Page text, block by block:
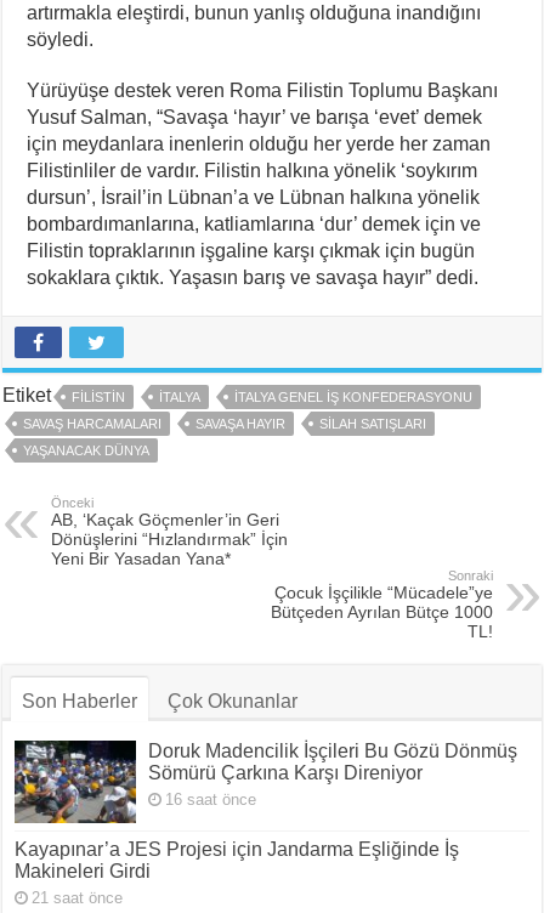
artırmakla eleştirdi, bunun yanlış olduğuna inandığını
söyledi.
Yürüyüşe destek veren Roma Filistin Toplumu Başkanı
Yusuf Salman, “Savaşa ‘hayır’ ve barışa ‘evet’ demek
için meydanlara inenlerin olduğu her yerde her zaman
Filistinliler de vardır. Filistin halkına yönelik ‘soykırım
dursun’, İsrail’in Lübnan’a ve Lübnan halkına yönelik
bombardımanlarına, katliamlarına ‘dur’ demek için ve
Filistin topraklarının işgaline karşı çıkmak için bugün
sokaklara çıktık. Yaşasın barış ve savaşa hayır” dedi.
Etiket FILISTIN İTALYA
İTALYA GENEL İŞ KONFEDERASYONU
SAVAŞ HARCAMALARI
SAVAŞA HAYIR
SILAH SATIŞLARI
YAŞANACAK DÜNYA
Önceki
AB, ‘Kaçak Göçmenler’in Geri
Dönüşlerini “Hızlandırmak” İçin
Yeni Bir Yasadan Yana*
Sonraki
Çocuk İşçilikle “Mücadele”ye
Bütçeden Ayrılan Bütçe 1000
TL!
Son Haberler Çok Okunanlar
Doruk Madencilik İşçileri Bu Gözü Dönmüş
Sömürü Çarkına Karşı Direniyor
16 saat önce
Kayapınar’a JES Projesi için Jandarma Eşliğinde İş
Makineleri Girdi
21 saat önce